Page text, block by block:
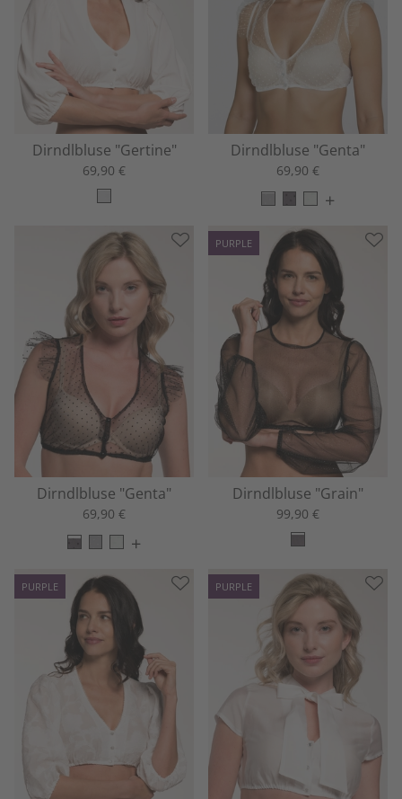
Dirndlbluse "Gertine"
69,90 €
Dirndlbluse "Genta"
69,90 €
+
Dirndlbluse "Genta"
69,90 €
+
PURPLE
Dirndlbluse "Grain"
99,90 €
PURPLE PURPLE